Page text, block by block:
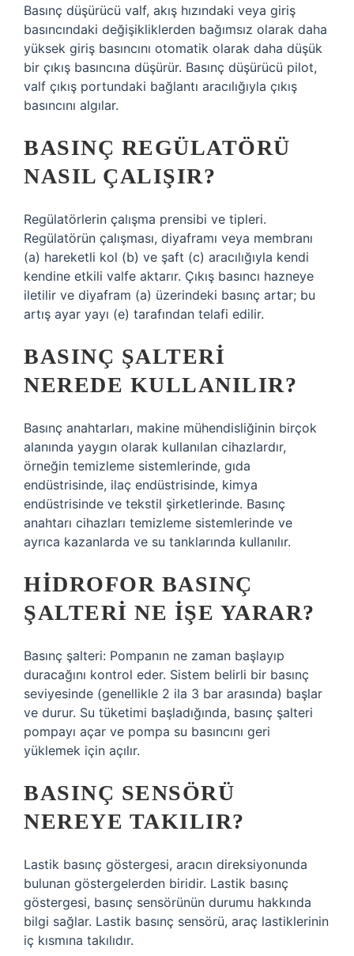
Basınç düşürücü valf, akış hızındaki veya giriş
basıncındaki değişikliklerden bağımsız olarak daha
yüksek giriş basıncını otomatik olarak daha düşük
bir çıkış basıncına düşürür. Basınç düşürücü pilot,
valf çıkış portundaki bağlantı aracılığıyla çıkış
basıncını algılar.
BASINÇ REGÜLATÖRÜ
NASIL ÇALIŞIR?
Regülatörlerin çalışma prensibi ve tipleri.
Regülatörün çalışması, diyaframı veya membranı
(a) hareketli kol (b) ve şaft (c) aracılığıyla kendi
kendine etkili valfe aktarır. Çıkış basıncı hazneye
iletilir ve diyafram (a) üzerindeki basınç artar; bu
artış ayar yayı (e) tarafından telafi edilir.
BASINÇ ŞALTERI
NEREDE KULLANILIR?
Basınç anahtarları, makine mühendisliğinin birçok
alanında yaygın olarak kullanılan cihazlardır,
örneğin temizleme sistemlerinde, gıda
endüstrisinde, ilaç endüstrisinde, kimya
endüstrisinde ve tekstil şirketlerinde. Basınç
anahtarı cihazları temizleme sistemlerinde ve
ayrıca kazanlarda ve su tanklarında kullanılır.
HIDROFOR BASINÇ
ŞALTERI NE IŞE YARAR?
Basınç şalteri: Pompanın ne zaman başlayıp
duracağını kontrol eder. Sistem belirli bir basınç
seviyesinde (genellikle 2 ila 3 bar arasında) başlar
ve durur. Su tüketimi başladığında, basınç şalteri
pompayı açar ve pompa su basıncını geri
yüklemek için açılır.
BASINÇ SENSÖRÜ
NEREYE TAKILIR?
Lastik basınç göstergesi, aracın direksiyonunda
bulunan göstergelerden biridir. Lastik basınç
göstergesi, basınç sensörünün durumu hakkında
bilgi sağlar. Lastik basınç sensörü, araç lastiklerinin
iç kısmına takılıdır.